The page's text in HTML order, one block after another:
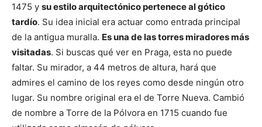
1475 y su estilo arquitectónico pertenece al gótico
tardío. Su idea inicial era actuar como entrada principal
de la antigua muralla. Es una de las torres miradores más
visitadas. Si buscas qué ver en Praga, esta no puede
faltar. Su mirador, a 44 metros de altura, hará que
admires el camino de los reyes como desde ningún otro
lugar. Su nombre original era el de Torre Nueva. Cambió
de nombre a Torre de la Pólvora en 1715 cuando fue